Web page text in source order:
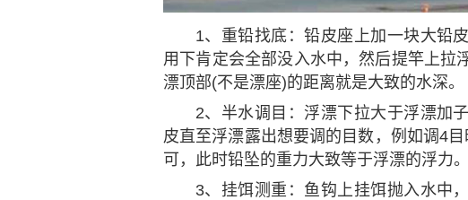
1、重铅找底：铅皮座上加一块大铅
用下肯定会全部没入水中，然后提竿上拉
漂顶部(不是漂座)的距离就是大致的水深。
2、半水调目：浮漂下拉大于浮漂加
皮直至浮漂露出想要调的目数，例如调4
可，此时铅坠的重力大致等于浮漂的浮力。
3、挂饵测重：鱼钩上挂饵抛入水中